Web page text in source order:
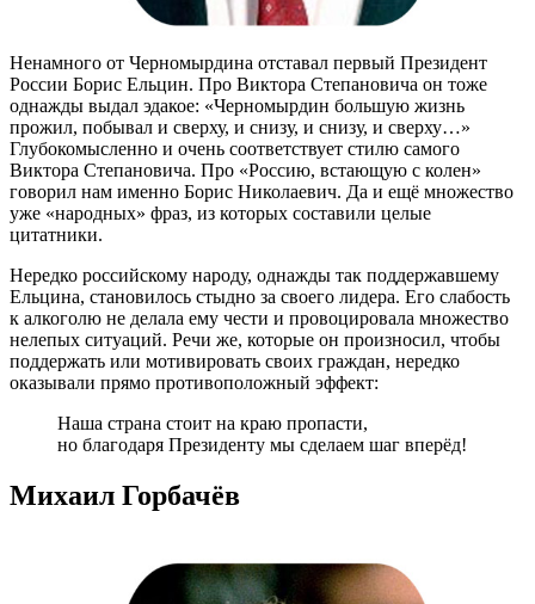
Ненамного от Черномырдина отставал первый Президент
России Борис Ельцин. Про Виктора Степановича он тоже
однажды выдал эдакое: «Черномырдин большую жизнь
прожил, побывал и сверху, и снизу, и снизу, и сверху…»
Глубокомысленно и очень соответствует стилю самого
Виктора Степановича. Про «Россию, встающую с колен»
говорил нам именно Борис Николаевич. Да и ещё множество
уже «народных» фраз, из которых составили целые
цитатники.
Нередко российскому народу, однажды так поддержавшему
Ельцина, становилось стыдно за своего лидера. Его слабость
к алкоголю не делала ему чести и провоцировала множество
нелепых ситуаций. Речи же, которые он произносил, чтобы
поддержать или мотивировать своих граждан, нередко
оказывали прямо противоположный эффект:
Наша страна стоит на краю пропасти,
но благодаря Президенту мы сделаем шаг вперёд!
Михаил Горбачёв